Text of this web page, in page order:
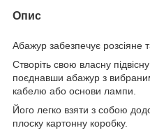
Опис
Абажур забезпечує розсіяне
Створіть свою власну
поєднавши абажур з
кабелю або основи лампи.
Його легко взяти з собою
плоску картонну коробку.